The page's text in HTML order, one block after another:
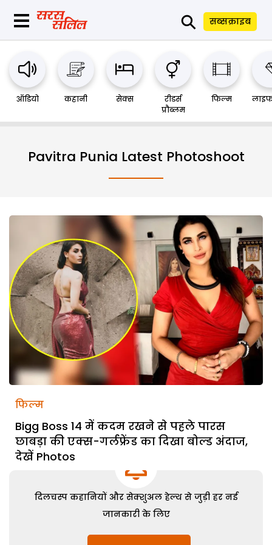
⚲ सब्सक्राइब
ऑडियो कहानी सेक्स
रीडर्स
प्रौब्लम
फिल्म
Pavitra Punia Latest Photoshoot
फिल्म
Bigg Boss 14 में कदम रखने से पहले पारस
छाबड़ा की एक्स-गर्लफ्रेंड का दिखा बोल्ड अंदाज,
देखें Photos
दिलचस्प कहानियों और सेक्शुअल हेल्थ से जुड़ी हर नई
जानकारी के लिए